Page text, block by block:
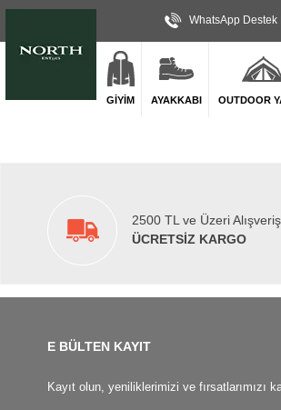
WhatsApp Destek
GİYİM AYAKKABI OUTDOOR
2500 TL ve Üzeri
ÜCRETSİZ KARGO
E BÜLTEN KAYIT
Kayıt olun, yeniliklerimizi ve fırsatlarımızı